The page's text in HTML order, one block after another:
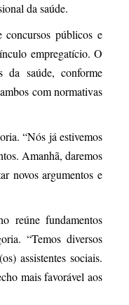
da saúde.
concursos públicos e
empregatício. O
da saúde, conforme
com normativas
“Nós já estivemos
Amanhã, daremos
novos argumentos e
reúne fundamentos
“Temos diversos
assistentes sociais.
mais favorável aos